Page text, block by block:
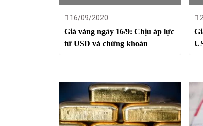
16/09/2020
Giá vàng ngày 16/9: Chịu áp lực
từ USD và chứng khoán